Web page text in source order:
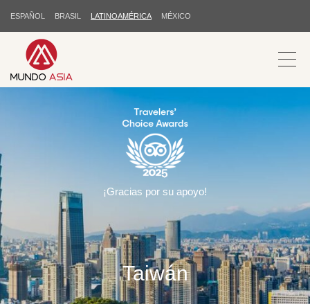
ESPAÑOL BRASIL LATINOAMÉRICA MÉXICO
Taiwán
¡Gracias por su apoyo!